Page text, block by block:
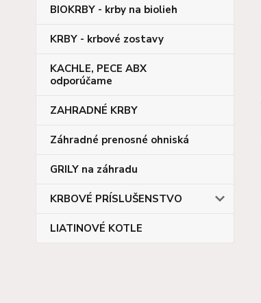
BIOKRBY - krby na biolieh
KRBY - krbové zostavy
KACHLE, PECE ABX
odporúčame
ZAHRADNÉ KRBY
Záhradné prenosné ohniská
GRILY na záhradu
KRBOVÉ PRÍSLUŠENSTVO
LIATINOVÉ KOTLE